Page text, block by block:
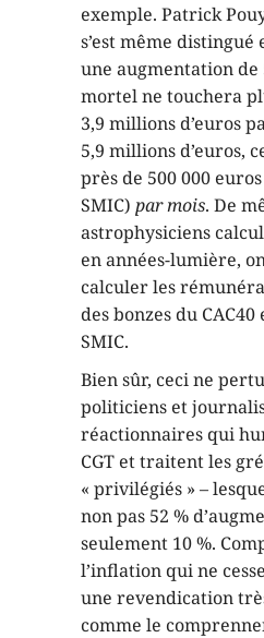
exemple. Patrick
s’est même distingué
une augmentation de
mortel ne touchera
3,9 millions d’euros
5,9 millions d’euros,
près de 500 000
SMIC) par mois. De
astrophysiciens
en années-lumière,
calculer les
des bonzes du CAC40
SMIC.
Bien sûr, ceci ne
politiciens et
réactionnaires qui
CGT et traitent les
« privilégiés » –
non pas 52 %
seulement 10 %.
l’inflation qui ne
une revendication
comme le